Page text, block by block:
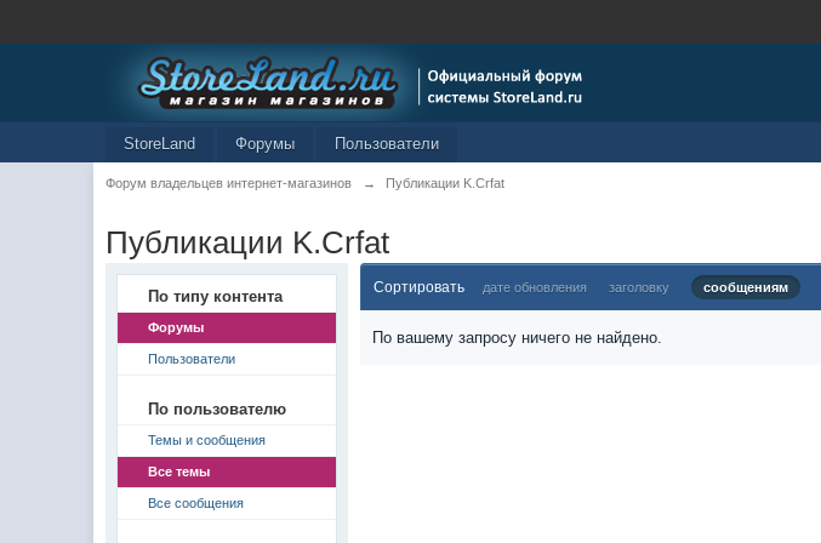
StoreLand Форумы Пользователи
Форум владельцев интернет-магазинов → Публикации K.Crfat
Публикации K.Crfat
По типу контента
Форумы
Пользователи
По пользователю
Темы и сообщения
Все темы
Все сообщения
Сортировать дате обновления заголовку сообщениям
По вашему запросу ничего не найдено.